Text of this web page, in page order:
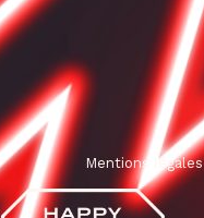
Mentions légales